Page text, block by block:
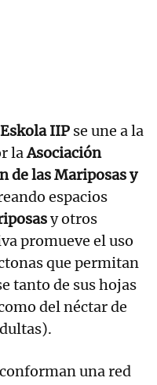
IIP se une a la
laAsociación
de las Mariposas y
espacios
y otros
promueve el uso
que permitan
tanto de sus hojas
del néctar de
una red